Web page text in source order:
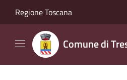
Regione Toscana
Comune di